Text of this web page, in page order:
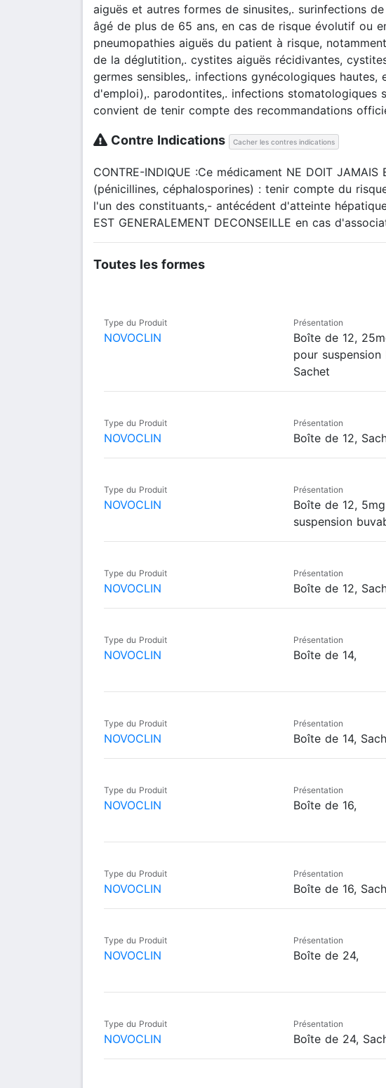
aiguës et autres formes de sinusites,. surinfections
âgé de plus de 65 ans, en cas de risque évolutif ou
pneumopathies aiguës du patient à risque,
de la déglutition,. cystites aiguës récidivantes,
germes sensibles,. infections gynécologiques
d'emploi),. parodontites,. infections stomatologiques
convient de tenir compte des recommandations
Contre Indications Cacher les contres indications
CONTRE-INDIQUE :Ce médicament NE DOIT
(pénicillines, céphalosporines) : tenir compte du
l'un des constituants,- antécédent d'atteinte
EST GENERALEMENT DECONSEILLE en cas
Toutes les formes
Type du Produit
NOVOCLIN
Présentation
Boîte de 12,
pour suspension
Sachet
Type du Produit
NOVOCLIN
Présentation
Boîte de 12,
Type du Produit
NOVOCLIN
Présentation
Boîte de 12,
suspension
Type du Produit
NOVOCLIN
Présentation
Boîte de 12,
Type du Produit
NOVOCLIN
Présentation
Boîte de 14,
Type du Produit
NOVOCLIN
Présentation
Boîte de 14,
Type du Produit
NOVOCLIN
Présentation
Boîte de 16,
Type du Produit
NOVOCLIN
Présentation
Boîte de 16,
Type du Produit
NOVOCLIN
Présentation
Boîte de 24,
Type du Produit
NOVOCLIN
Présentation
Boîte de 24,